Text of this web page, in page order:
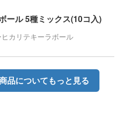
ール 5種ミックス(10コ入)
カリ テキーラボール
品についてもっと見る